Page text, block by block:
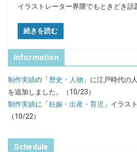
イラストレーター界隈でもときどき話
続きを読む
Information
制作実績の「歴史・人物 」に江戸時代の
を追加しました。（10/23）
制作実績に「妊娠・出産・育児 」イラス
（10/22）
Schedule